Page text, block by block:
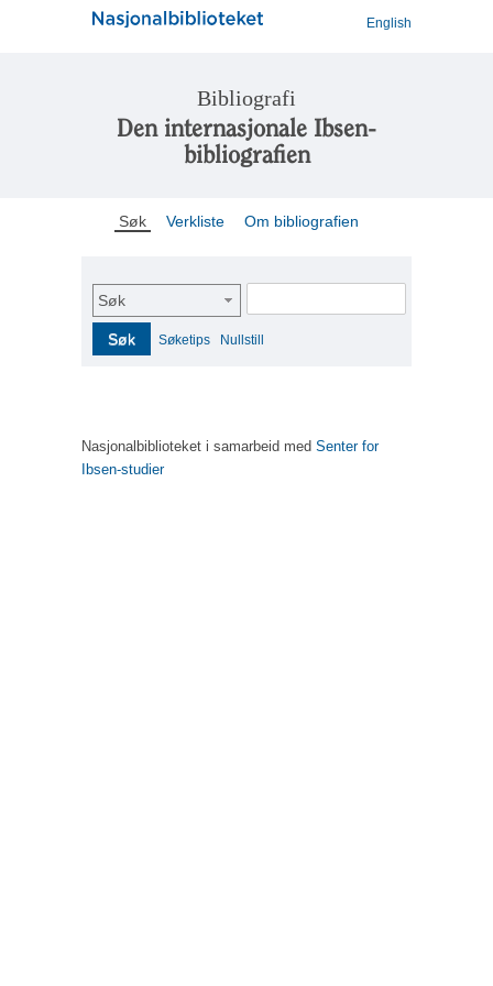
English
Bibliografi
Den internasjonale Ibsen-
bibliografien
Søk Verkliste Om bibliografien
Søk
Søk Søketips Nullstill
Nasjonalbiblioteket i samarbeid med Senter for
Ibsen-studier